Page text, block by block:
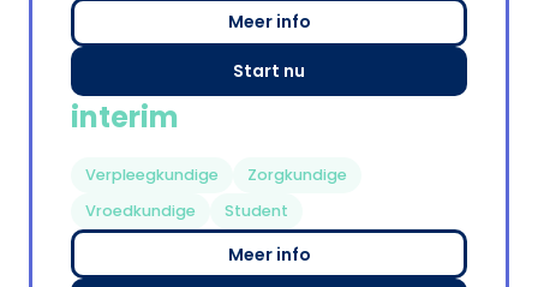
Meer info
Start nu
interim
Verpleegkundige
Zorgkundige
Vroedkundige
Student
Meer info